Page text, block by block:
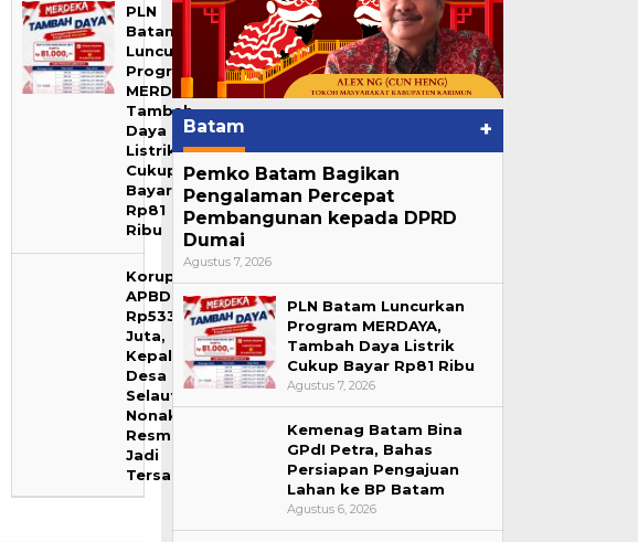
PLN
Batam
Luncurkan
Program
MERDAYA,
Tambah
Daya
Listrik
Cukup
Bayar
Rp81
Ribu
Korupsi
APBDes
Rp533
Juta,
Kepala
Desa
Selaut
Nonaktif
Resmi
Jadi
Tersangka
Batam +
Pemko Batam Bagikan
Pengalaman Percepat
Pembangunan kepada DPRD
Dumai
Agustus 7, 2026
PLN Batam Luncurkan
Program MERDAYA,
Tambah Daya Listrik
Cukup Bayar Rp81 Ribu
Agustus 7, 2026
Kemenag Batam Bina
GPdI Petra, Bahas
Persiapan Pengajuan
Lahan ke BP Batam
Agustus 6, 2026